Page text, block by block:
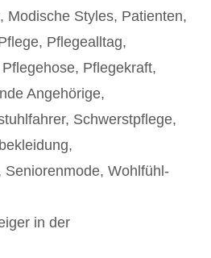
, Modische Styles, Patienten,
, Pflegealltag,
Pflegehose, Pflegekraft,
Angehörige,
, Schwerstpflege,
,
Seniorenmode, Wohlfühl-
in der